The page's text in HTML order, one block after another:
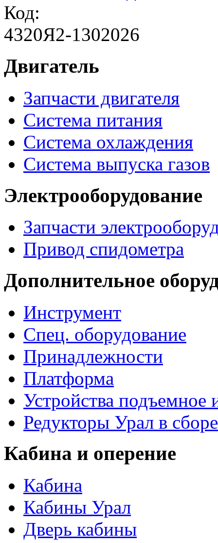
Код:
4320Я2-1302026
Двигатель
Запчасти двигателя
Система питания
Система охлаждения
Система выпуска газов
Электрооборудование
Запчасти
Привод спидометра
Дополнительное
Инструмент
Спец. оборудование
Принадлежности
Платформа
Устройства
Редукторы Урал в сборе
Кабина и оперение
Кабина
Кабины Урал
Дверь кабины